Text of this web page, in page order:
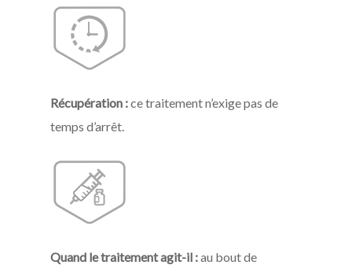
Récupération :ce traitement n’exige pas de
temps d’arrêt.
Quand le traitement agit-il :au bout de